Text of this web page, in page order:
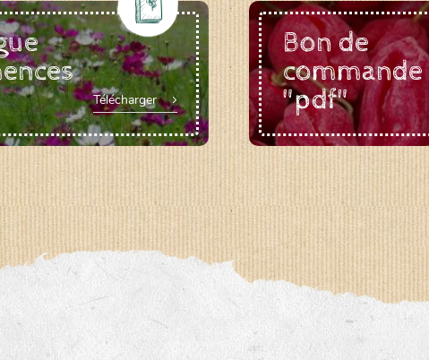
Télécharger
Bon de
commande
"pdf"